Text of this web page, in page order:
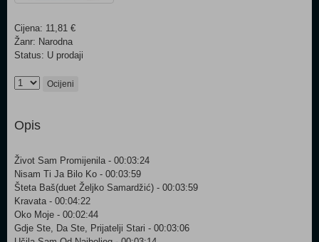
Cijena: 11,81 €
Žanr: Narodna
Status: U prodaji
Ocijeni
Opis
Život Sam Promijenila - 00:03:24
Nisam Ti Ja Bilo Ko - 00:03:59
Šteta Baš(duet Željko Samardžić) - 00:03:59
Kravata - 00:04:22
Oko Moje - 00:02:44
Gdje Ste, Da Ste, Prijatelji Stari - 00:03:06